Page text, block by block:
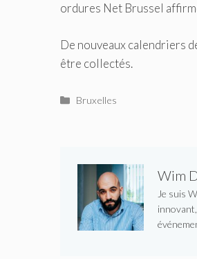
ordures Net Brussel
De nouveaux calendriers
être collectés.
Catégories
Bruxelles
Wim
Je suis